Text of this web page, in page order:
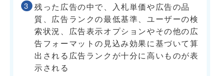
残った広告の中で、入札単価や広告の品
質、広告ランクの最低基準、ユーザーの検
索状況、広告表示オプションやその他の広
告フォーマットの見込み効果に基づいて算
出される広告ランクが十分に高いものが表
示される